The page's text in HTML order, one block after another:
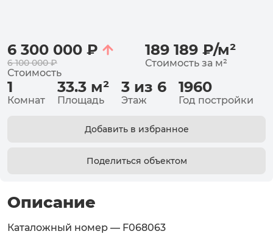
6 300 000 ₽
6 100 000 ₽
Стоимость
189 189 ₽/м²
Стоимость за м²
1
Комнат
33.3 м²
Площадь
3 из 6
Этаж
1960
Год постройки
Добавить в избранное
Поделиться объектом
Описание
Каталожный номер — F068063